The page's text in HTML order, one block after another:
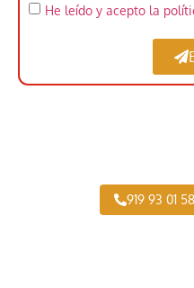
He leído y acepto la
919 93 01 58